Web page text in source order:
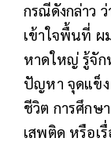
กรณีดังกล่าว
เข้าใจพื้นที่ ผ
หาดใหญ่ รู้จัก
ปัญหา จุดแข็ง
ชีวิต การศึกษ
เสพติด หรือเ